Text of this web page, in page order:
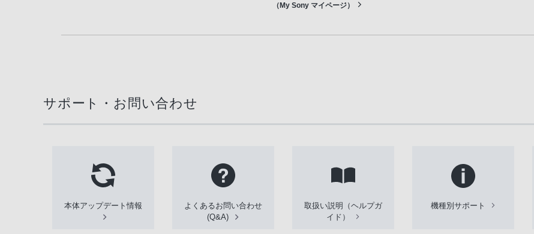
（My Sony マイページ）
サポート・お問い合わせ
本体アップデート情報
よくあるお問い合わせ
(Q&A)
取扱い説明（ヘルプガ
イド）
機種別サポート